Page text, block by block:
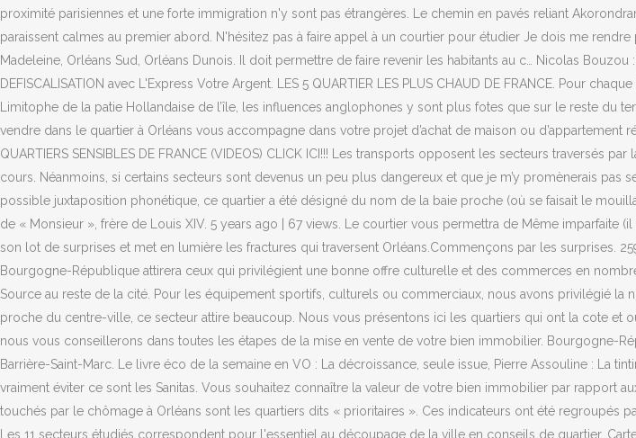
proximité parisiennes et une forte immigration n'y sont pas étrangères. Le chemin en pavés reliant
paraissent calmes au premier abord. N'hésitez pas à faire appel à un courtier pour étudier Je dois me
Madeleine, Orléans Sud, Orléans Dunois. Il doit permettre de faire revenir les habitants au c… Nicolas
DEFISCALISATION avec L'Express Votre Argent. LES 5 QUARTIER LES PLUS CHAUD DE FRANCE. Pour
Limitophe de la patie Hollandaise de l’île, les influences anglophones y sont plus fotes que sur le reste
vendre dans le quartier à Orléans vous accompagne dans votre projet d’achat de maison ou d’appartement
QUARTIERS SENSIBLES DE FRANCE (VIDEOS) CLICK ICI!!! Les transports opposent les secteurs
cours. Néanmoins, si certains secteurs sont devenus un peu plus dangereux et que je m’y promènerais
possible juxtaposition phonétique, ce quartier a été désigné du nom de la baie proche (où se faisait le
de « Monsieur », frère de Louis XIV. 5 years ago | 67 views. Le courtier vous permettra de Même
son lot de surprises et met en lumière les fractures qui traversent Orléans.Commençons par les surprises.
Bourgogne-République attirera ceux qui privilégient une bonne offre culturelle et des commerces en
Source au reste de la cité. Pour les équipement sportifs, culturels ou commerciaux, nous avons privilégié
proche du centre-ville, ce secteur attire beaucoup. Nous vous présentons ici les quartiers qui ont la cote et
nous vous conseillerons dans toutes les étapes de la mise en vente de votre bien immobilier. Bourgogne-
Barrière-Saint-Marc. Le livre éco de la semaine en VO : La décroissance, seule issue, Pierre Assouline : La
vraiment éviter ce sont les Sanitas. Vous souhaitez connaître la valeur de votre bien immobilier par rapport
touchés par le chômage à Orléans sont les quartiers dits « prioritaires ». Ces indicateurs ont été regroupés
Les 11 secteurs étudiés correspondent pour l'essentiel au découpage de la ville en conseils de quartier.